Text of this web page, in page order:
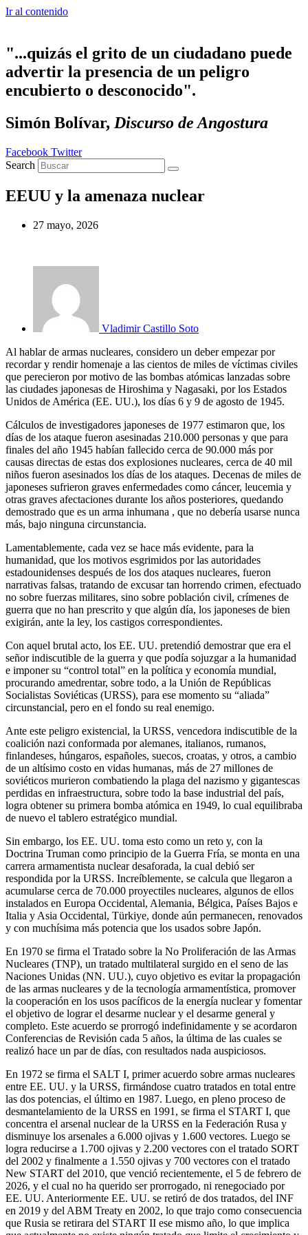
Ir al contenido
"...quizás el grito de un ciudadano puede
advertir la presencia de un peligro
encubierto o desconocido".
Simón Bolívar, Discurso de Angostura
Facebook Twitter
Search
EEUU y la amenaza nuclear
27 mayo, 2026
Vladimir Castillo Soto
Al hablar de armas nucleares, considero un deber empezar por
recordar y rendir homenaje a las cientos de miles de víctimas civiles
que perecieron por motivo de las bombas atómicas lanzadas sobre
las ciudades japonesas de Hiroshima y Nagasaki, por los Estados
Unidos de América (EE. UU.), los días 6 y 9 de agosto de 1945.
Cálculos de investigadores japoneses de 1977 estimaron que, los
días de los ataque fueron asesinadas 210.000 personas y que para
finales del año 1945 habían fallecido cerca de 90.000 más por
causas directas de estas dos explosiones nucleares, cerca de 40 mil
niños fueron asesinados los días de los ataques. Decenas de miles de
japoneses sufrieron graves enfermedades como cáncer, leucemia y
otras graves afectaciones durante los años posteriores, quedando
demostrado que es un arma inhumana , que no debería usarse nunca
más, bajo ninguna circunstancia.
Lamentablemente, cada vez se hace más evidente, para la
humanidad, que los motivos esgrimidos por las autoridades
estadounidenses después de los dos ataques nucleares, fueron
narrativas falsas, tratando de excusar tan horrendo crimen, efectuado
no sobre fuerzas militares, sino sobre población civil, crímenes de
guerra que no han prescrito y que algún día, los japoneses de bien
exigirán, ante la ley, los castigos correspondientes.
Con aquel brutal acto, los EE. UU. pretendió demostrar que era el
señor indiscutible de la guerra y que podía sojuzgar a la humanidad
e imponer su “control total” en la política y economía mundial,
procurando amedrentar, sobre todo, a la Unión de Repúblicas
Socialistas Soviéticas (URSS), para ese momento su “aliada”
circunstancial, pero en el fondo su real enemigo.
Ante este peligro existencial, la URSS, vencedora indiscutible de la
coalición nazi conformada por alemanes, italianos, rumanos,
finlandeses, húngaros, españoles, suecos, croatas, y otros, a cambio
de un altísimo costo en vidas humanas, más de 27 millones de
soviéticos murieron combatiendo la plaga del nazismo y gigantescas
perdidas en infraestructura, sobre todo la base industrial del país,
logra obtener su primera bomba atómica en 1949, lo cual equilibraba
de nuevo el tablero estratégico mundial.
Sin embargo, los EE. UU. toma esto como un reto y, con la
Doctrina Truman como principio de la Guerra Fría, se monta en una
carrera armamentista nuclear desaforada, la cual debió ser
respondida por la URSS. Increíblemente, se calcula que llegaron a
acumularse cerca de 70.000 proyectiles nucleares, algunos de ellos
instalados en Europa Occidental, Alemania, Bélgica, Países Bajos e
Italia y Asia Occidental, Türkiye, donde aún permanecen, renovados
y con muchísima más potencia que los usados sobre Japón.
En 1970 se firma el Tratado sobre la No Proliferación de las Armas
Nucleares (TNP), un tratado multilateral surgido en el seno de las
Naciones Unidas (NN. UU.), cuyo objetivo es evitar la propagación
de las armas nucleares y de la tecnología armamentística, promover
la cooperación en los usos pacíficos de la energía nuclear y fomentar
el objetivo de lograr el desarme nuclear y el desarme general y
completo. Este acuerdo se prorrogó indefinidamente y se acordaron
Conferencias de Revisión cada 5 años, la última de las cuales se
realizó hace un par de días, con resultados nada auspiciosos.
En 1972 se firma el SALT I, primer acuerdo sobre armas nucleares
entre EE. UU. y la URSS, firmándose cuatro tratados en total entre
las dos potencias, el último en 1987. Luego, en pleno proceso de
desmantelamiento de la URSS en 1991, se firma el START I, que
concentra el arsenal nuclear de la URSS en la Federación Rusa y
disminuye los arsenales a 6.000 ojivas y 1.600 vectores. Luego se
logra reducirse a 1.700 ojivas y 2.200 vectores con el tratado SORT
del 2002 y finalmente a 1.550 ojivas y 700 vectores con el tratado
New START del 2010, que venció recientemente, el 5 de febrero de
2026, y el cual no ha querido ser prorrogado, ni renegociado por
EE. UU. Anteriormente EE. UU. se retiró de dos tratados, del INF
en 2019 y del ABM Treaty en 2002, lo que trajo como consecuencia
que Rusia se retirara del START II ese mismo año, lo que implica